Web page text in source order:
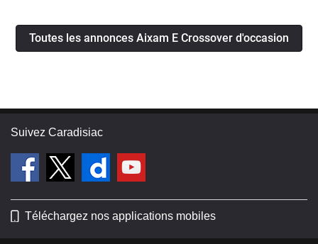
Toutes les annonces Aixam E Crossover d'occasion
Suivez Caradisiac
Téléchargez nos applications mobiles